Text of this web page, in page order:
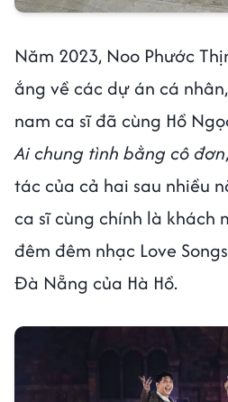
Năm 2023, Noo Phước
ắng về các dự án cá
nam ca sĩ đã cùng Hồ
Ai chung tình bằng cô đơn
tác của cả hai sau nhiều
ca sĩ cùng chính là khách
đêm đêm nhạc Love
Đà Nẵng của Hà Hồ.